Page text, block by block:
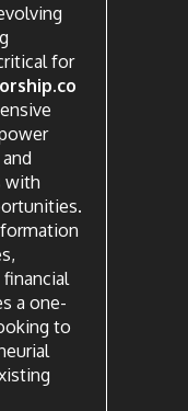
for
with
a one-
to